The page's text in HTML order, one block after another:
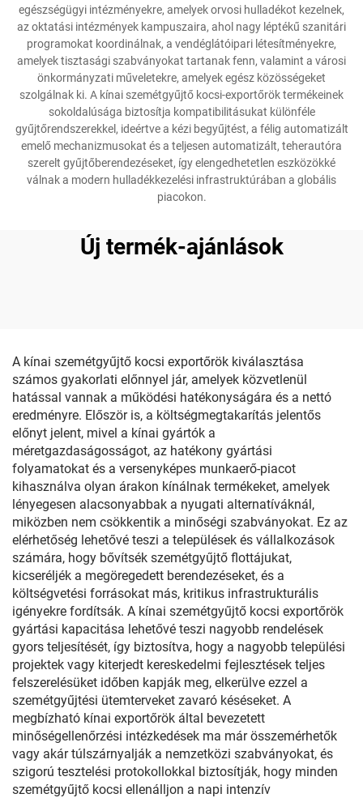
egészségügyi intézményekre, amelyek orvosi hulladékot kezelnek,
az oktatási intézmények kampuszaira, ahol nagy léptékű szanitári
programokat koordinálnak, a vendéglátóipari létesítményekre,
amelyek tisztasági szabványokat tartanak fenn, valamint a városi
önkormányzati műveletekre, amelyek egész közösségeket
szolgálnak ki. A kínai szemétgyűjtő kocsi-exportőrök termékeinek
sokoldalúsága biztosítja kompatibilitásukat különféle
gyűjtőrendszerekkel, ideértve a kézi begyűjtést, a félig automatizált
emelő mechanizmusokat és a teljesen automatizált, teherautóra
szerelt gyűjtőberendezéseket, így elengedhetetlen eszközökké
válnak a modern hulladékkezelési infrastruktúrában a globális
piacokon.
Új termék-ajánlások
A kínai szemétgyűjtő kocsi exportőrök kiválasztása
számos gyakorlati előnnyel jár, amelyek közvetlenül
hatással vannak a működési hatékonyságára és a nettó
eredményre. Először is, a költségmegtakarítás jelentős
előnyt jelent, mivel a kínai gyártók a
méretgazdaságosságot, az hatékony gyártási
folyamatokat és a versenyképes munkaerő-piacot
kihasználva olyan árakon kínálnak termékeket, amelyek
lényegesen alacsonyabbak a nyugati alternatíváknál,
miközben nem csökkentik a minőségi szabványokat. Ez az
elérhetőség lehetővé teszi a települések és vállalkozások
számára, hogy bővítsék szemétgyűjtő flottájukat,
kicseréljék a megöregedett berendezéseket, és a
költségvetési forrásokat más, kritikus infrastrukturális
igényekre fordítsák. A kínai szemétgyűjtő kocsi exportőrök
gyártási kapacitása lehetővé teszi nagyobb rendelések
gyors teljesítését, így biztosítva, hogy a nagyobb települési
projektek vagy kiterjedt kereskedelmi fejlesztések teljes
felszerelésüket időben kapják meg, elkerülve ezzel a
szemétgyűjtési ütemterveket zavaró késéseket. A
megbízható kínai exportőrök által bevezetett
minőségellenőrzési intézkedések ma már összemérhetők
vagy akár túlszárnyalják a nemzetközi szabványokat, és
szigorú tesztelési protokollokkal biztosítják, hogy minden
szemétgyűjtő kocsi ellenálljon a napi intenzív